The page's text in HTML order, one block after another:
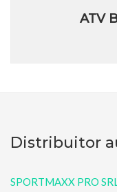
ATV
Distribuitor
SPORTMAXX PRO